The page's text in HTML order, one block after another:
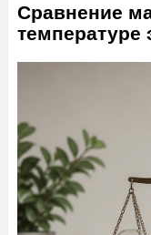
Сравнение
температуре